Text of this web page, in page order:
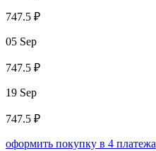
747.5 ₽
05 Sep
747.5 ₽
19 Sep
747.5 ₽
оформить покупку в 4 платежа